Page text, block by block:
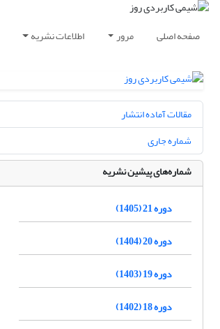
صفحه اصلی مرور اطلاعات نشریه
مقالات آماده انتشار
شماره جاری
شماره‌های پیشین نشریه
دوره 21 (1405)
دوره 20 (1404)
دوره 19 (1403)
دوره 18 (1402)